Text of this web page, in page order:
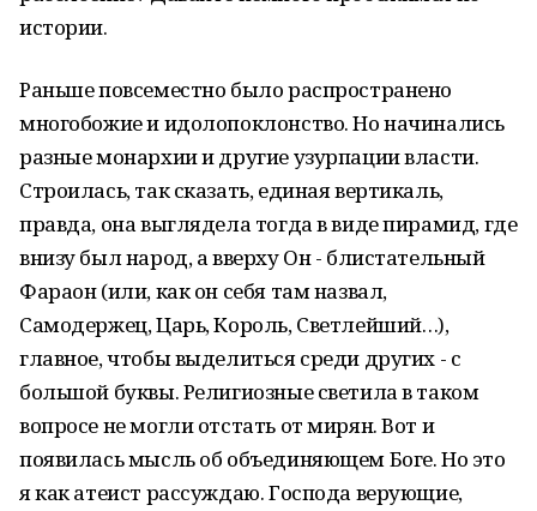
истории.
Раньше повсеместно было распространено
многобожие и идолопоклонство. Но начинались
разные монархии и другие узурпации власти.
Строилась, так сказать, единая вертикаль,
правда, она выглядела тогда в виде пирамид, где
внизу был народ, а вверху Он - блистательный
Фараон (или, как он себя там назвал,
Самодержец, Царь, Король, Светлейший…),
главное, чтобы выделиться среди других - с
большой буквы. Религиозные светила в таком
вопросе не могли отстать от мирян. Вот и
появилась мысль об объединяющем Боге. Но это
я как атеист рассуждаю. Господа верующие,